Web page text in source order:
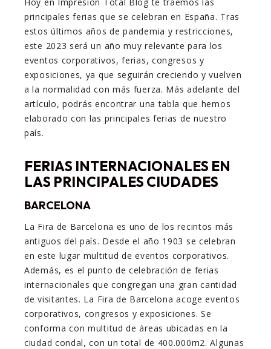
Hoy en Impresión Total Blog te traemos las
principales ferias que se celebran en España. Tras
estos últimos años de pandemia y restricciones,
este 2023 será un año muy relevante para los
eventos corporativos, ferias, congresos y
exposiciones, ya que seguirán creciendo y vuelven
a la normalidad con más fuerza. Más adelante del
artículo, podrás encontrar una tabla que hemos
elaborado con las principales ferias de nuestro
país.
FERIAS INTERNACIONALES EN
LAS PRINCIPALES CIUDADES
BARCELONA
La Fira de Barcelona es uno de los recintos más
antiguos del país. Desde el año 1903 se celebran
en este lugar multitud de eventos corporativos.
Además, es el punto de celebración de ferias
internacionales que congregan una gran cantidad
de visitantes. La Fira de Barcelona acoge eventos
corporativos, congresos y exposiciones. Se
conforma con multitud de áreas ubicadas en la
ciudad condal, con un total de 400.000m2. Algunas